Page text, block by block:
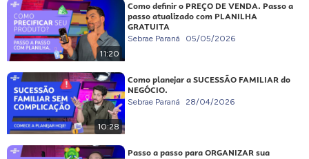
11:20
Como definir o PREÇO DE VENDA. Passo a
passo atualizado com PLANILHA
GRATUITA
Sebrae Paraná 05/05/2026
10:28
Como planejar a SUCESSÃO FAMILIAR do
NEGÓCIO.
Sebrae Paraná 28/04/2026
Passo a passo para ORGANIZAR sua